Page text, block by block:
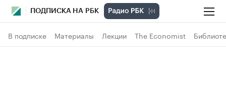
ПОДПИСКА НА РБК
В подписке Материалы Лекции The Economist